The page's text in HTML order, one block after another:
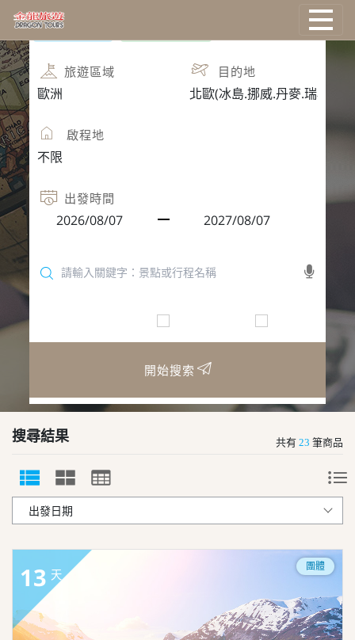
國外旅遊
國際機票
塔克旅遊
主題旅遊
郵輪旅遊
台灣旅遊
團體旅遊
旅遊區域 目的地
啟程地
出發時間
開始搜索
搜尋結果 共有 23 筆商品
13 天
團體